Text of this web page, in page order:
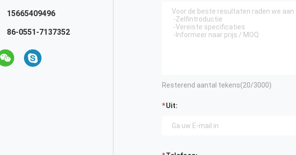
15665409496
86-0551-7137352
Resterend aantal tekens(20/3000)
Uit: